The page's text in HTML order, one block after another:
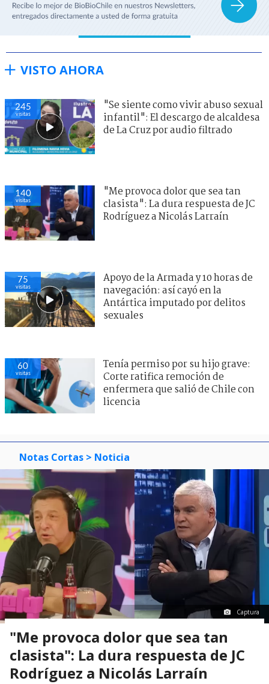
VISTO AHORA
245
visitas
"Se siente como vivir abuso sexual
infantil": El descargo de alcaldesa
de La Cruz por audio filtrado
140
visitas
"Me provoca dolor que sea tan
clasista": La dura respuesta de JC
Rodríguez a Nicolás Larraín
75
visitas
Apoyo de la Armada y 10 horas de
navegación: así cayó en la
Antártica imputado por delitos
sexuales
60
visitas
Tenía permiso por su hijo grave:
Corte ratifica remoción de
enfermera que salió de Chile con
licencia
Notas Cortas > Noticia
Captura
"Me provoca dolor que sea tan
clasista": La dura respuesta de JC
Rodríguez a Nicolás Larraín